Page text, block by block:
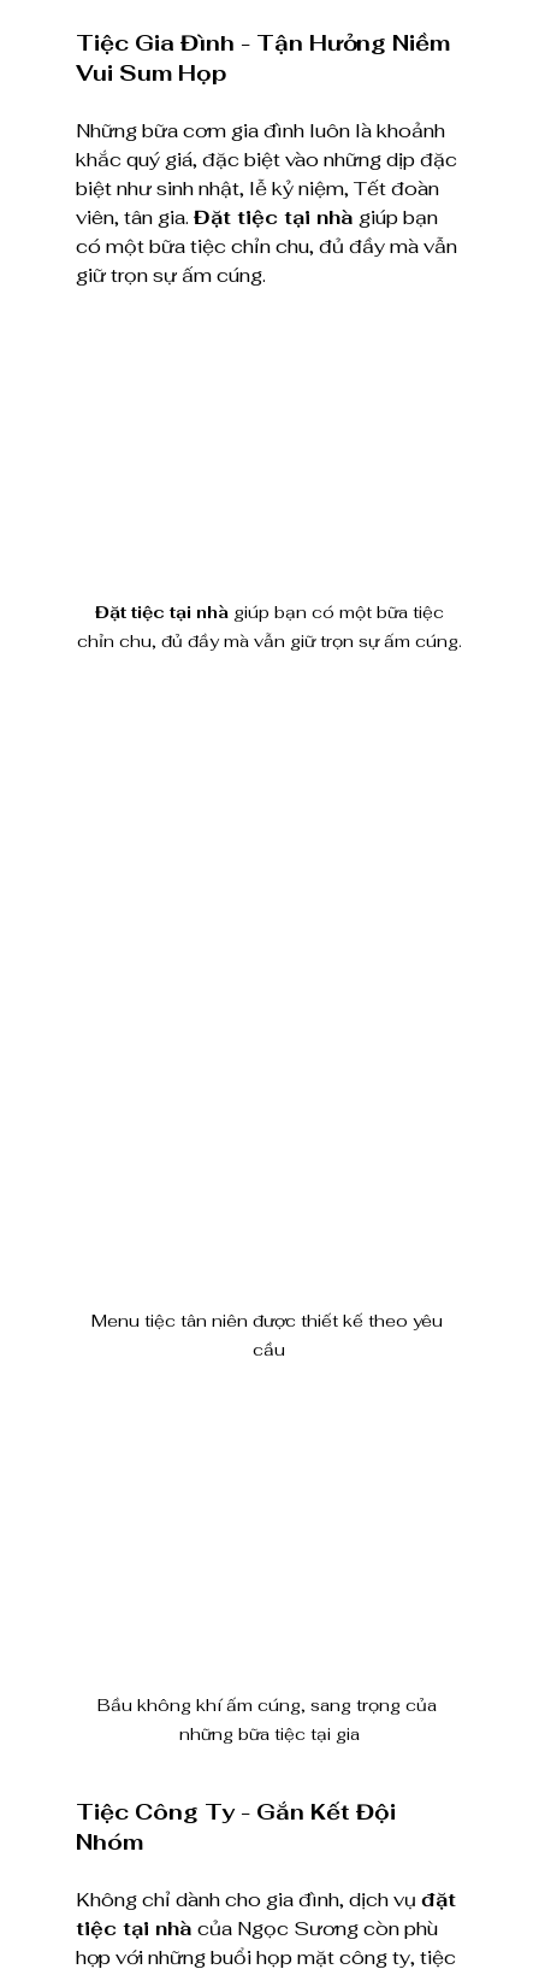
Tiệc Gia Đình - Tận Hưởng Niềm
Vui Sum Họp
Những bữa cơm gia đình luôn là khoảnh
khắc quý giá, đặc biệt vào những dịp đặc
biệt như sinh nhật, lễ kỷ niệm, Tết đoàn
viên, tân gia. Đặt tiệc tại nhà giúp bạn
có một bữa tiệc chỉn chu, đủ đầy mà vẫn
giữ trọn sự ấm cúng.
Đặt tiệc tại nhà giúp bạn có một bữa tiệc
chỉn chu, đủ đầy mà vẫn giữ trọn sự ấm cúng.
Menu tiệc tân niên được thiết kế theo yêu
cầu
Bầu không khí ấm cúng, sang trọng của
những bữa tiệc tại gia
Tiệc Công Ty - Gắn Kết Đội
Nhóm
Không chỉ dành cho gia đình, dịch vụ đặt
tiệc tại nhà của Ngọc Sương còn phù
hợp với những buổi họp mặt công ty, tiệc